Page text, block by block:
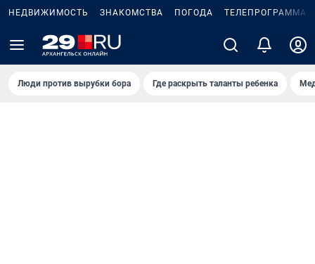
НЕДВИЖИМОСТЬ ЗНАКОМСТВА ПОГОДА ТЕЛЕПРОГРАММА
Люди против вырубки бора Где раскрыть таланты ребенка